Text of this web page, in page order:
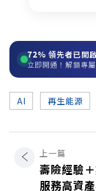
72% 領先者已開
立即開通！解鎖專
AI 再生能源
上一篇
壽險經驗
服務高資